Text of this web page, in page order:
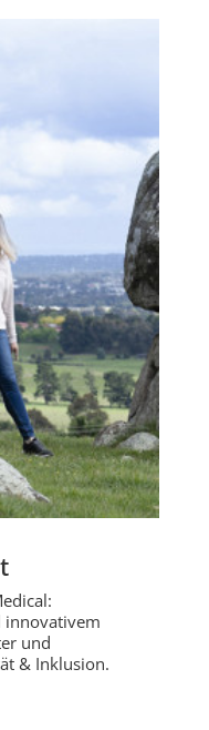
innovativem
und
& Inklusion.